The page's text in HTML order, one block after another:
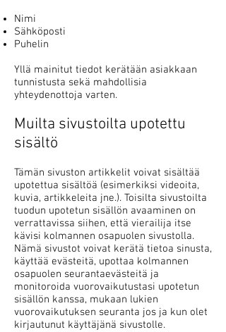
Nimi
Sähköposti
Puhelin
Yllä mainitut tiedot kerätään asiakkaan
tunnistusta sekä mahdollisia
yhteydenottoja varten.
Muilta sivustoilta upotettu
sisältö
Tämän sivuston artikkelit voivat sisältää
upotettua sisältöä (esimerkiksi videoita,
kuvia, artikkeleita jne.). Toisilta sivustoilta
tuodun upotetun sisällön avaaminen on
verrattavissa siihen, että vierailija itse
kävisi kolmannen osapuolen sivustolla.
Nämä sivustot voivat kerätä tietoa sinusta,
käyttää evästeitä, upottaa kolmannen
osapuolen seurantaevästeitä ja
monitoroida vuorovaikutustasi upotetun
sisällön kanssa, mukaan lukien
vuorovaikutuksen seuranta jos ja kun olet
kirjautunut käyttäjänä sivustolle.